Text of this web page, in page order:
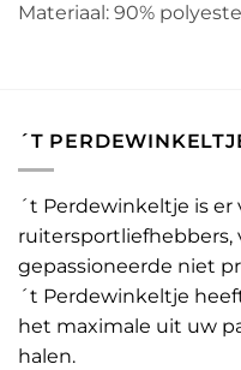
Materiaal: 90%
´T
´t Perdewinkeltje is er
ruitersportliefhebbers,
gepassioneerde niet
´t Perdewinkeltje
het maximale uit uw
halen.